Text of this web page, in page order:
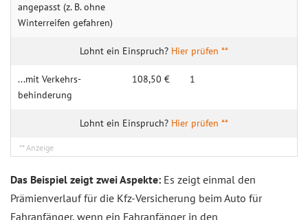
ange­passt (z. B. ohne
Winter­reifen ge­fahren)
Hier prüfen **
...mit Verkehrs­
behinderung
108,50 € 1
Hier prüfen **
Das Beispiel zeigt zwei Aspekte: Es zeigt einmal den
Prämienverlauf für die Kfz-Versicherung beim Auto für
Fahranfänger, wenn ein Fahranfänger in den